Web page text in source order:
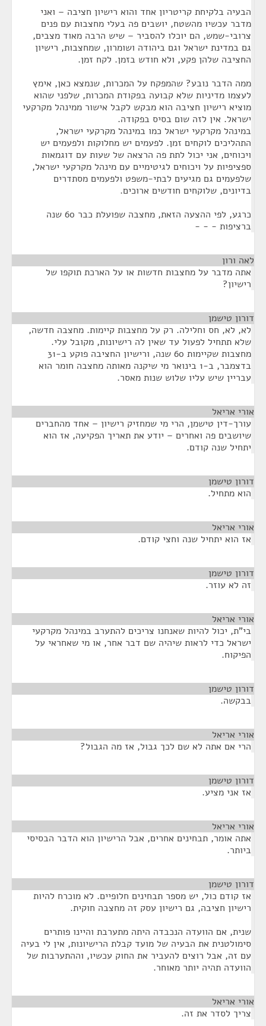
הבעיה בלקיחת קריטריון אחד והוא רישיון חציבה – ואני
מדבר עכשיו מהשטח, יושבים פה בעלי מחצבות עם פנים
צרובי-שמש, הם יוכלו להסביר – שיש הרבה מאוד מצבים,
גם במדינת ישראל וגם ביהודה ושומרון, שמחצבות, רישיון
החציבה שלהן פקע, ולא חודש בזמן. לקח זמן.
ממה הדבר נובע? שהמפקח על המכרות, שנמצא כאן, אימץ
לעצמו מדיניות שלא קבועה בפקודת המכרות, שלפני שהוא
מוציא רישיון חציבה הוא מבקש לקבל אישור ממינהל מקרקעי
ישראל. אין לזה שום בסיס בפקודה.
במינהל מקרקעי ישראל כמו במינהל מקרקעי ישראל,
התהליכים לוקחים זמן. לפעמים יש מחלוקות ולפעמים יש
ויכוחים, אני יכול לתת פה הרצאה של שעות עם דוגמאות
ספציפיות על ויכוחים לגיטימיים עם מינהל מקרקעי ישראל,
שלפעמים גם מגיעים לבתי-משפט ולפעמים מסתדרים
בדיונים, שלוקחים חודשים ארוכים.
כרגע, לפי ההצעה הזאת, מחצבה שפועלת כבר 60 שנה
ברציפות - - -
לאה ורון
אתה מדבר על מחצבות חדשות או על הארכת תוקפו של
רישיון?
דורון טישמן
לא, לא, חס וחלילה. רק על מחצבות קיימות. מחצבה חדשה,
שלא תתחיל לפעול עד שאין לה רישיונות, מקובל עלי.
מחצבות שקיימות 60 שנה, ורישיון החציבה פוקע ב-31
בדצמבר, ב-1 בינואר מי שיקנה מאותה מחצבה חומר הוא
עבריין שיש עליו שלוש שנות מאסר.
אורי אריאל
עורך-דין טישמן, הרי מי שמחזיק רישיון – אחד מהחברים
שיושבים פה ואחרים – יודע את תאריך הפקיעה, אז הוא
יתחיל שנה קודם.
דורון טישמן
הוא מתחיל.
אורי אריאל
אז הוא יתחיל שנה וחצי קודם.
דורון טישמן
זה לא עוזר.
אורי אריאל
בי"ת, יכול להיות שאנחנו צריכים להתערב במינהל מקרקעי
ישראל כדי לראות שיהיה שם דבר אחר, או מי שאחראי על
הפיקוח.
דורון טישמן
בבקשה.
אורי אריאל
הרי אם אתה לא שם לכך גבול, אז מה הגבול?
דורון טישמן
אז אני מציע.
אורי אריאל
אתה אומר, תבחינים אחרים, אבל הרישיון הוא הדבר הבסיסי
ביותר.
דורון טישמן
אז קודם כול, יש מספר תבחינים חלופיים. לא מוכרח להיות
רישיון חציבה, גם רישיון עסק זה מחצבה חוקית.
שנית, אם הוועדה הנכבדה היתה מתערבת והיינו פותרים
סימולטנית את הבעיה של מועד קבלת הרישיונות, אין לי בעיה
עם זה, אבל רוצים להעביר את החוק עכשיו, וההתערבות של
הוועדה תהיה יותר מאוחר.
אורי אריאל
צריך לסדר את זה.